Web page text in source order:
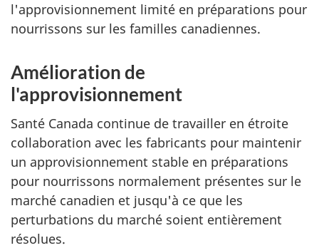
l'approvisionnement limité en préparations pour
nourrissons sur les familles canadiennes.
Amélioration de
l'approvisionnement
Santé Canada continue de travailler en étroite
collaboration avec les fabricants pour maintenir
un approvisionnement stable en préparations
pour nourrissons normalement présentes sur le
marché canadien et jusqu'à ce que les
perturbations du marché soient entièrement
résolues.